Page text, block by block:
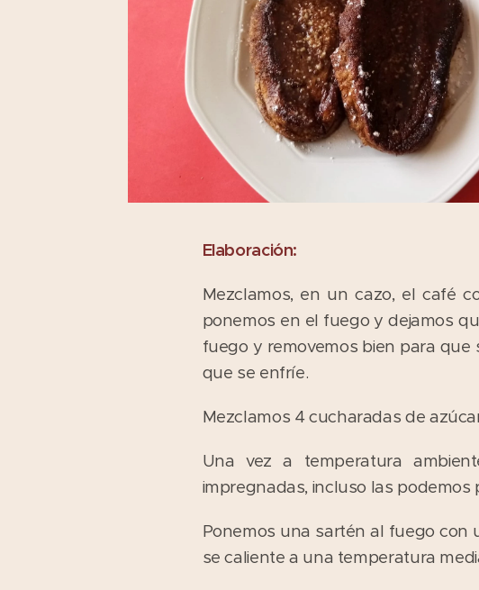
Elaboración:
Mezclamos, en un cazo, el café
ponemos en el fuego y dejamos
fuego y removemos bien para
que se enfríe.
Mezclamos 4 cucharadas de
Una vez a temperatura
impregnadas, incluso las podemos
Ponemos una sartén al fuego con
se caliente a una temperatura